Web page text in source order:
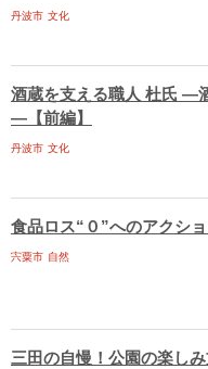
丹波市 文化
酒蔵を支える職人 杜氏 ―
―【前編】
丹波市 文化
食品ロス“０”へのアクシ
宍粟市 自然
三田の自慢！公園の楽しみ